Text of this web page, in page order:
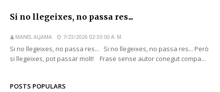
Si no llegeixes, no passa res...
MANEL ALJAMA 7/23/2026 02:30:00 A. M.
Si no llegeixes, no passa res... Si no llegeixes, no passa res... Però
si llegeixes, pot passar molt! Frase sense autor conegut compa...
POSTS POPULARS